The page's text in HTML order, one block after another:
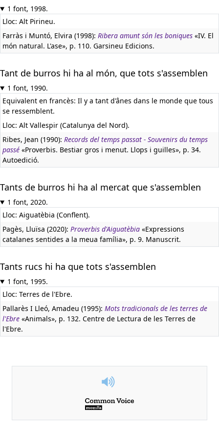
1 font, 1998.
Lloc: Alt Pirineu.
Farràs i Muntó, Elvira (1998): Ribera amunt són les boniques «IV. El
món natural. L'ase», p. 110. Garsineu Edicions.
Tant de burros hi ha al món, que tots s'assemblen
1 font, 1990.
Equivalent en francès: Il y a tant d'ânes dans le monde que tous
se ressemblent.
Lloc: Alt Vallespir (Catalunya del Nord).
Ribes, Jean (1990): Records del temps passat - Souvenirs du temps
passé «Proverbis. Bestiar gros i menut. Llops i guilles», p. 34.
Autoedició.
Tants de burros hi ha al mercat que s'assemblen
1 font, 2020.
Lloc: Aiguatèbia (Conflent).
Pagès, Lluïsa (2020): Proverbis d'Aiguatèbia «Expressions
catalanes sentides a la meua família», p. 9. Manuscrit.
Tants rucs hi ha que tots s'assemblen
1 font, 1995.
Lloc: Terres de l'Ebre.
Pallarès I Lleó, Amadeu (1995): Mots tradicionals de les terres de
l'Ebre «Animals», p. 132. Centre de Lectura de les Terres de
l'Ebre.